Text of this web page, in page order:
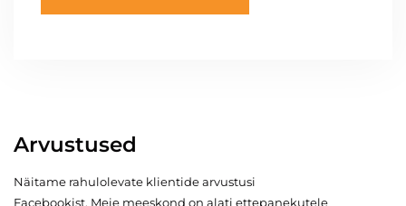
Arvustused
Näitame rahulolevate klientide arvustusi
Facebookist. Meie meeskond on alati ettepanekutele